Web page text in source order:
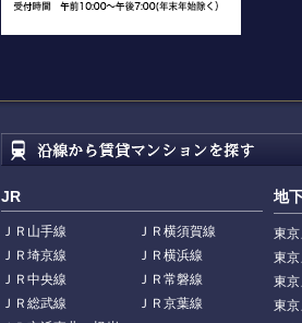
JR
ＪＲ山手線
ＪＲ横須賀線
ＪＲ埼京線
ＪＲ横浜線
ＪＲ中央線
ＪＲ常磐線
ＪＲ総武線
ＪＲ京葉線
地
東
東
東
東